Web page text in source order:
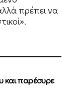
πρέπει να
και παρέσυρε